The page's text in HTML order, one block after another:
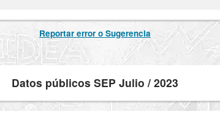
Reportar error o Sugerencia
Datos públicos SEP Julio / 2023